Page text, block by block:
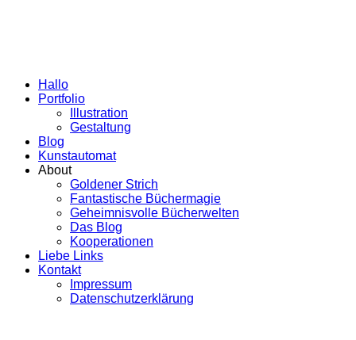
Hallo
Portfolio
Illustration
Gestaltung
Blog
Kunstautomat
About
Goldener Strich
Fantastische Büchermagie
Geheimnisvolle Bücherwelten
Das Blog
Kooperationen
Liebe Links
Kontakt
Impressum
Datenschutzerklärung